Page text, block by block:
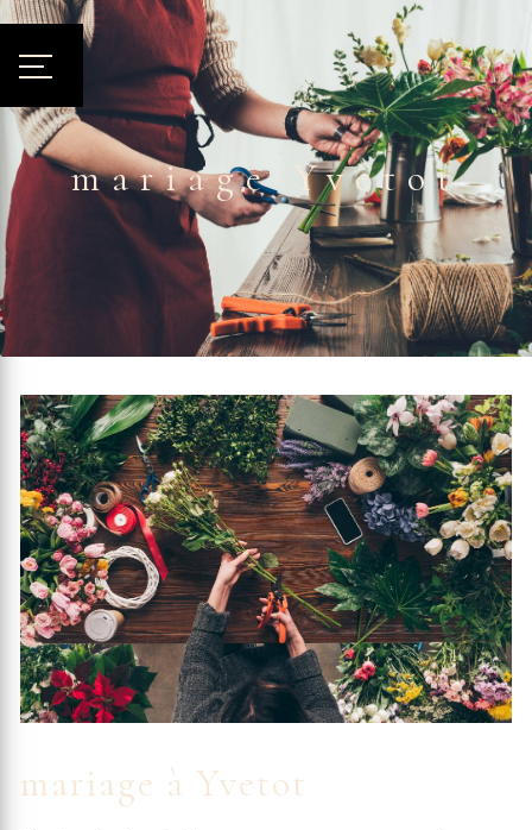
Panneau de gestion des cookies
mariage Yvetot
mariage à Yvetot